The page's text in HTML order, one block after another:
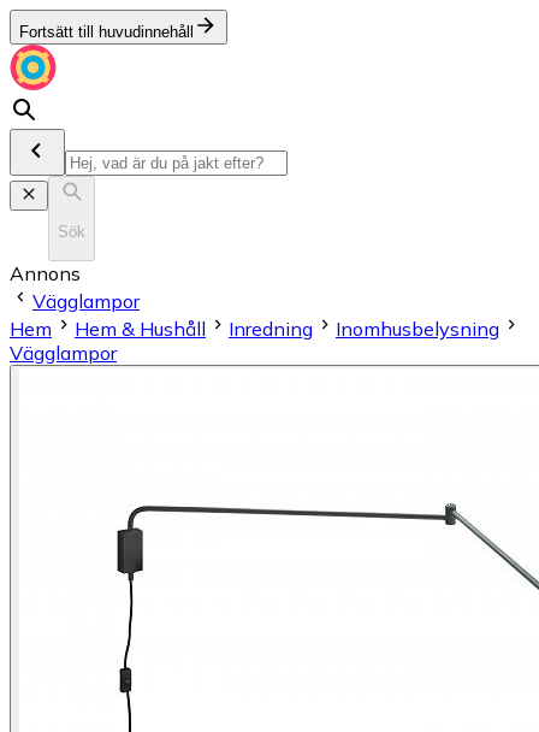
Fortsätt till huvudinnehåll
Sök
Annons
Vägglampor
Hem
Hem & Hushåll Inredning
Inomhusbelysning
Vägglampor